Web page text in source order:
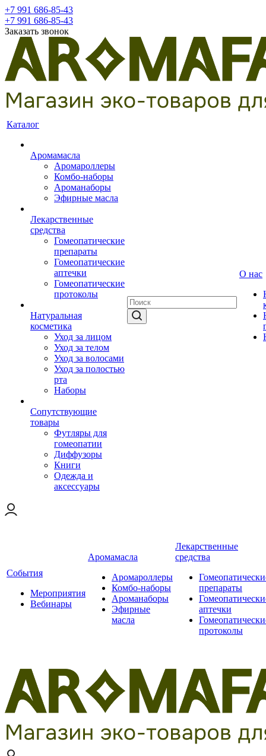
+7 991 686-85-43
+7 991 686-85-43
Заказать звонок
Каталог
Аромамасла
Аромароллеры
Комбо-наборы
Ароманаборы
Эфирные масла
Лекарственные
средства
Гомеопатические
препараты
Гомеопатические
аптечки
Гомеопатические
протоколы
Натуральная
косметика
Уход за лицом
Уход за телом
Уход за волосами
Уход за полостью
рта
Наборы
Сопутствующие
товары
Футляры для
гомеопатии
Диффузоры
Книги
Одежда и
аксессуары
О нас
События
Мероприятия
Вебинары
Аромамасла
Аромароллеры
Комбо-наборы
Ароманаборы
Эфирные
масла
Лекарственные
средства
препараты
аптечки
протоколы